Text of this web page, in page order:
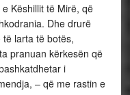
Këshillit të Mirë, që
Dhe drurë
larta të botës,
pranuan kërkesën që
i
– që me rastin e